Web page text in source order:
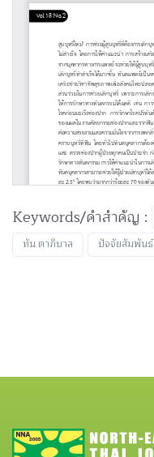
Keywords/คำสำคัญ :
ทัน ตาภิบาล
ปัจจัยสัมพันธ์